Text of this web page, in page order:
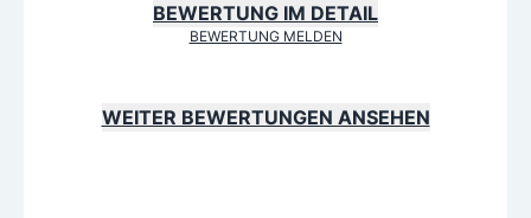
BEWERTUNG IM DETAIL
BEWERTUNG MELDEN
WEITER BEWERTUNGEN ANSEHEN